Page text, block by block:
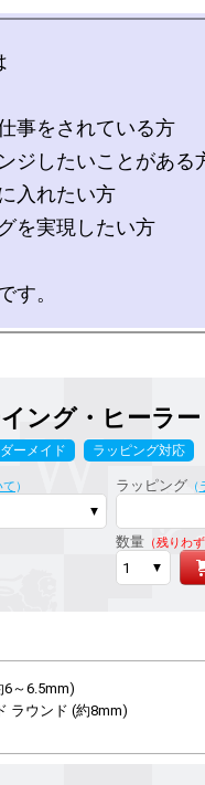
事をされている方
ジしたいことがある
入れたい方
を実現したい方
ング・ヒーラー
ーメイド ラッピング対応
て ） ラッピング（
数量（残りわ
6～6.5mm)
ラウンド (約8mm)